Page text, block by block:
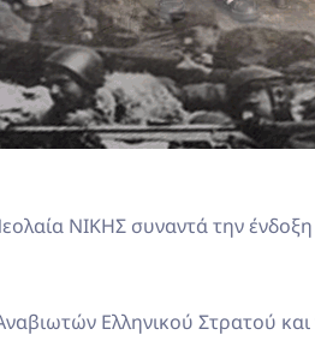
ΝΙΚΗΣ συναντά την
Ελληνικού Στρατού